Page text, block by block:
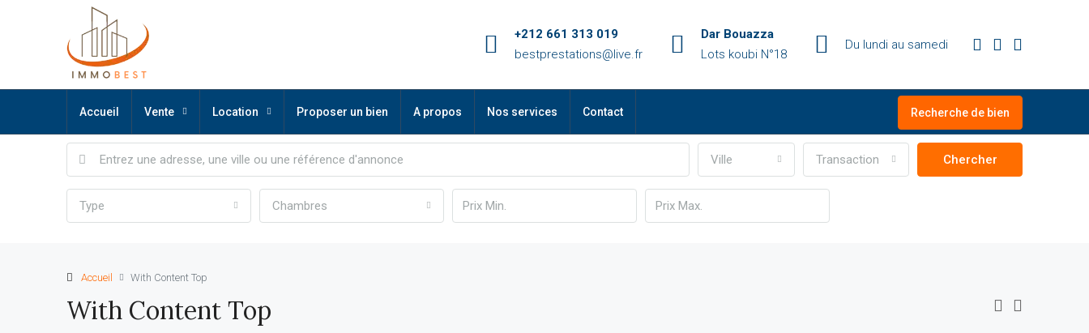
+212 661 313 019
bestprestations@live.fr
Dar Bouazza
Lots koubi N°18
Du lundi au samedi
Accueil Vente Location Proposer un bien A propos Nos services Contact Recherche de bien
Ville Transaction Chercher
Type Chambres
Accueil With Content Top
With Content Top